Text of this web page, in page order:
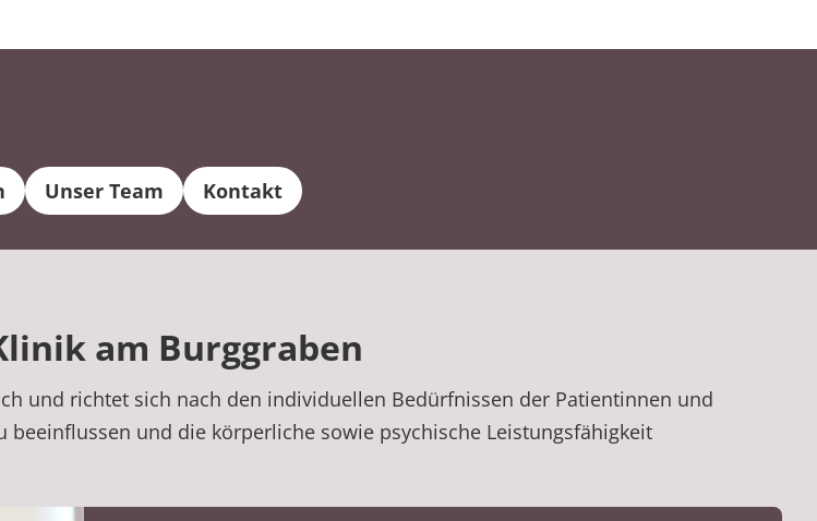
Unser Team Kontakt
am Burggraben
und richtet sich nach den individuellen Bedürfnissen der Patientinnen und
beeinflussen und die körperliche sowie psychische Leistungsfähigkeit